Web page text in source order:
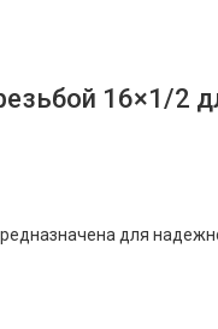
16×1/
для